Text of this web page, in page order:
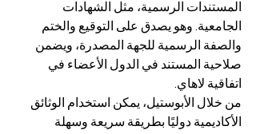
المستندات الرسمية، مثل الشهادات
الجامعية. وهو يصدق على التوقيع والختم
والصفة الرسمية للجهة المصدرة، ويضمن
صلاحية المستند في الدول الأعضاء في
اتفاقية لاهاي.
من خلال الأبوستيل، يمكن استخدام الوثائق
الأكاديمية دوليًا بطريقة سريعة وسهلة